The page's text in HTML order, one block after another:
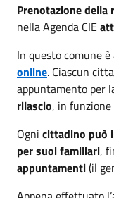
Prenotazione della
nella Agenda CIE
In questo comune
online. Ciascun
appuntamento per
rilascio, in
Ogni cittadino può
per suoi familiari,
appuntamenti(il